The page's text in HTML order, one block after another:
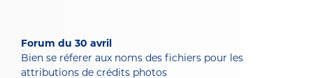
Forum du 30 avril
Bien se réferer aux noms des fichiers pour les
attributions de crédits photos